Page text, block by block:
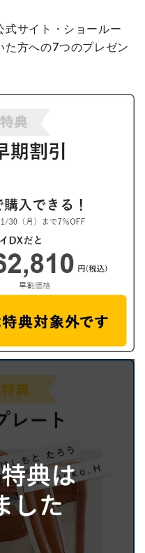
式サイト・ショールー
た方への7つのプレゼン